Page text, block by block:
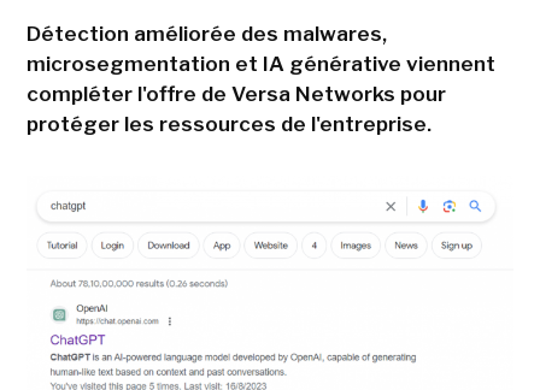
Détection améliorée des malwares,
microsegmentation et IA générative viennent
compléter l'offre de Versa Networks pour
protéger les ressources de l'entreprise.